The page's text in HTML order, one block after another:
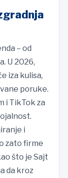
– od
U 2026,
iza kulisa,
poruke.
i TikTok za
i
zato firme
što je Sajt
da kroz